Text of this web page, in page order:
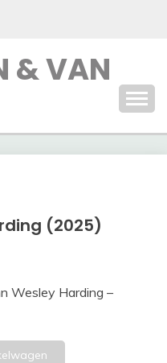
& VAN
(2025)
Wesley Harding –